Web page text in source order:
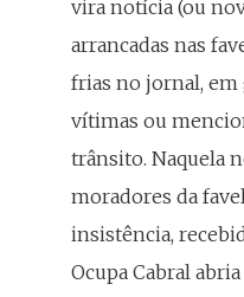
vira notícia (ou
arrancadas nas
frias no jornal, em
vítimas ou
trânsito. Naquela
moradores da
insistência,
Ocupa Cabral